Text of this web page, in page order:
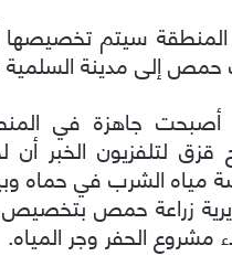
مدينة السلمية بمسافة 45
جاهزة في
لتلفزيون الخبر أن
الشرب في حماه
زراعة حمص بتخصيص
مشروع الحفر وجر المياه.